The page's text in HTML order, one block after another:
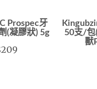
Prospec牙
(凝膠狀) 5g
50支/包
獸